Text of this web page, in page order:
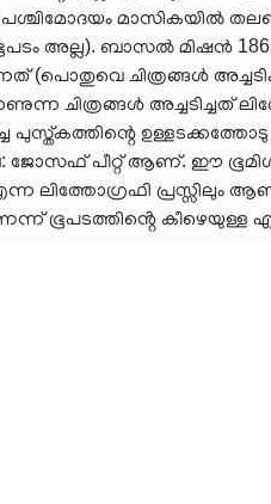
മാസികയിൽ
അല്ല). ബാസൽ മിഷൻ
(പൊതുവെ ചിത്രങ്ങൾ
ചിത്രങ്ങൾ അച്ചടിച്ചത്
പുസ്ത്കത്തിന്റെ
ജോസഫ് പീറ്റ് ആണ്. ഈ
ലിത്തോഗ്രഫി പ്രസ്സിലും
കീഴെയുള്ള